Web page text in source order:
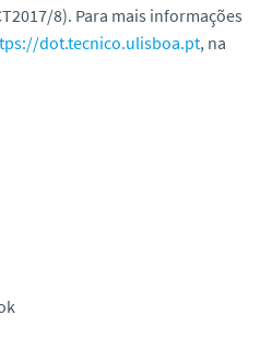
8). Para mais informações
dot.tecnico.ulisboa.pt, na